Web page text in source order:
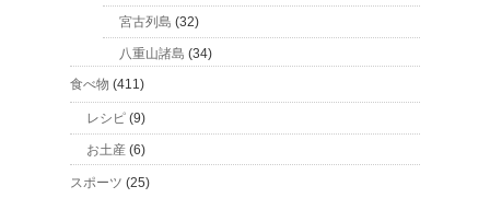
宮古列島 (32)
八重山諸島 (34)
食べ物 (411)
レシピ (9)
お土産 (6)
スポーツ (25)